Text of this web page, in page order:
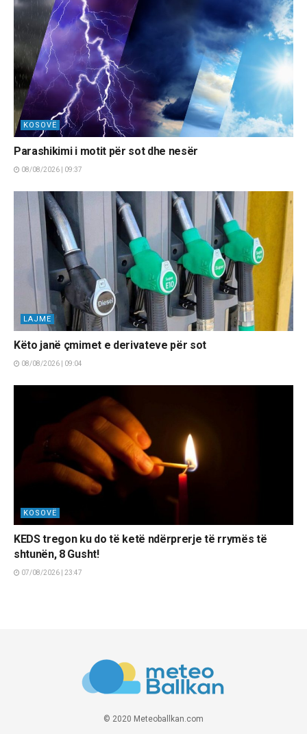
KOSOVË
Parashikimi i motit për sot dhe nesër
08/08/2026 | 09:37
LAJME
Këto janë çmimet e derivateve për sot
08/08/2026 | 09:04
KOSOVË
KEDS tregon ku do të ketë ndërprerje të rrymës të
shtunën, 8 Gusht!
07/08/2026 | 23:47
© 2020 Meteoballkan.com